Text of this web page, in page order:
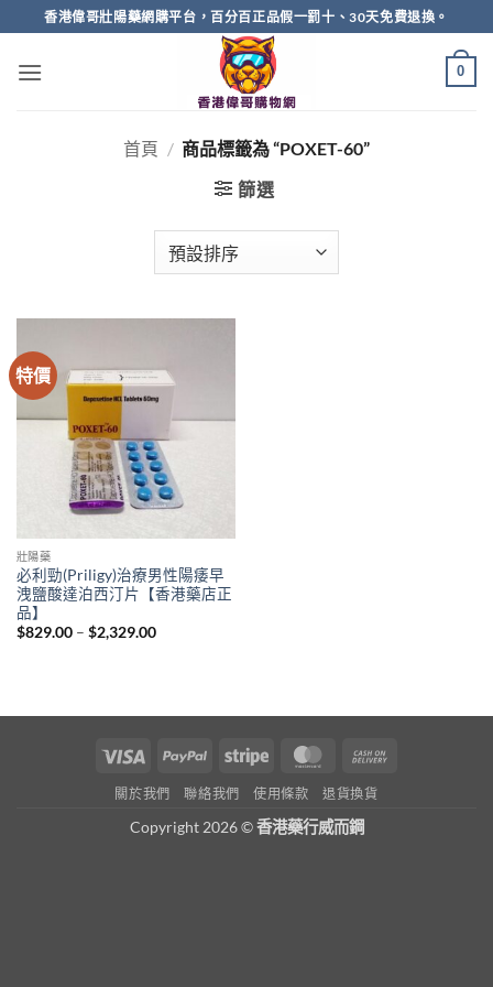
to
content
香港偉哥壯陽藥網購平台，百分百正品假一罰十、30天免費退換。
0
首頁 / 商品標籤為 “POXET-60”
篩選
特價
壯陽藥
必利勁(Priligy)治療男性陽痿早
洩鹽酸達泊西汀片【香港藥店正
品】
$829.00 – $2,329.00Price
Visa PayPal Stripe MasterCard
關於我們 聯絡我們 使用條款 退貨換貨
Copyright 2026 ©香港藥行威而鋼